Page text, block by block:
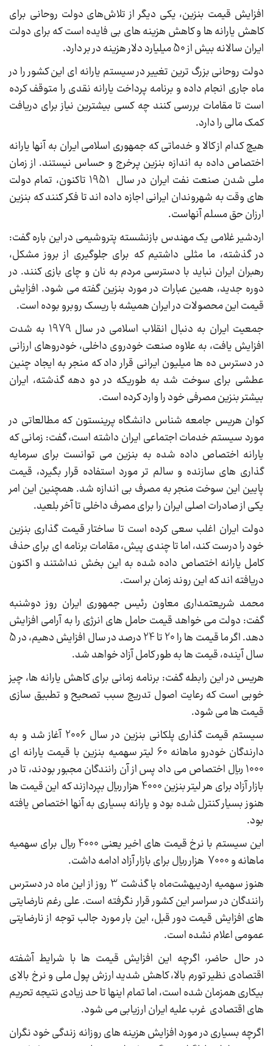
افزایش قیمت بنزین، یکی دیگر از تلاش‌های دولت روحانی برای
کاهش یارانه ها و کاهش هزینه های بی فایده است که برای دولت
ایران سالانه بیش از 50 میلیارد دلار هزینه در بر دارد.
دولت روحانی بزرگ ترین تغییر در سیستم یارانه ای این کشور را در
ماه جاری انجام داده و برنامه پرداخت یارانه نقدی را متوقف کرده
است تا مقامات بررسی کنند چه کسی بیشترین نیاز برای دریافت
کمک مالی را دارد.
هیچ کدام از کالا و خدماتی که جمهوری اسلامی ایران به آنها یارانه
اختصاص داده به اندازه بنزین پرخرج و حساس نیستند. از زمان
ملی شدن صنعت نفت ایران در سال 1951 تاکنون، تمام دولت
های وقت به شهروندان ایرانی اجازه داده اند تا فکر کنند که بنزین
ارزان حق مسلم آنهاست.
اردشیر غلامی یک مهندس بازنشسته پتروشیمی در این باره گفت:
در گذشته، ما مثلی داشتیم که برای جلوگیری از بروز مشکل،
رهبران ایران نباید با دسترسی مردم به نان و چای بازی کنند. در
دوره جدید، همین عبارات در مورد بنزین گفته می شود. افزایش
قیمت این محصولات در ایران همیشه با ریسک روبرو بوده است.
جمعیت ایران به دنبال انقلاب اسلامی در سال 1979 به شدت
افزایش یافت، به علاوه صنعت خودروی داخلی، خودروهای ارزانی
در دسترس ده ها میلیون ایرانی قرار داد که منجر به ایجاد چنین
عطشی برای سوخت شد به طوریکه در دو دهه گذشته، ایران
بیشتر بنزین مصرفی خود را وارد کرده است.
کوان هریس جامعه شناس دانشگاه پرینستون که مطالعاتی در
مورد سیستم خدمات اجتماعی ایران داشته است، گفت: زمانی که
یارانه اختصاص داده شده به بنزین می توانست برای سرمایه
گذاری های سازنده و سالم تر مورد استفاده قرار بگیرد، قیمت
پایین این سوخت منجر به مصرف بی اندازه شد. همچنین این امر
یکی از صادرات اصلی ایران را برای مصرف داخلی تا آخر بلعید.
دولت ایران اغلب سعی کرده است تا ساختار قیمت گذاری بنزین
خود را درست کند، اما تا چندی پیش، مقامات برنامه ای برای حذف
کامل یارانه اختصاص داده شده به این بخش نداشتند و اکنون
دریافته اند که این روند زمان بر است.
محمد شریعتمداری معاون رئیس جمهوری ایران روز دوشنبه
گفت: دولت می خواهد قیمت حامل های انرژی را به آرامی افزایش
دهد. اگر ما قیمت ها را 20 تا 24 درصد در سال افزایش دهیم، در 5
سال آینده، قیمت ها به طور کامل آزاد خواهد شد.
هریس در این رابطه گفت: برنامه زمانی برای کاهش یارانه ها، چیز
خوبی است که رعایت اصول تدریج سبب تصحیح و تطبیق سازی
قیمت ها می شود.
سیستم قیمت گذاری پلکانی بنزین در سال 2006 آغاز شد و به
دارندگان خودرو ماهانه 60 لیتر سهمیه بنزین با قیمت یارانه ای
1000 ریال اختصاص می داد پس از آن رانندگان مجبور بودند، تا در
بازار آزاد برای هر لیتر بنزین 4000 هزار ریال بپردازند که این قیمت ها
هنوز بسیار کنترل شده بود و یارانه بسیاری به آنها اختصاص یافته
بود.
این سیستم با نرخ قیمت های اخیر یعنی 4000 ریال برای سهمیه
ماهانه و 7000 هزار ریال برای بازار آزاد ادامه داشت.
هنوز سهمیه اردیبهشت‌ماه با گذشت 3 روز از این ماه در دسترس
رانندگان در سراسر این کشور قرار نگرفته است. علی رغم نارضایتی
های افزایش قیمت دور قبل، این بار مورد جالب توجه از نارضایتی
عمومی اعلام نشده است.
در حال حاضر، اگرچه این افزایش قیمت ها با شرایط آشفته
اقتصادی نظیر تورم بالا، کاهش شدید ارزش پول ملی و نرخ بالای
بیکاری همزمان شده است، اما تمام اینها تا حد زیادی نتیجه تحریم
های اقتصادی غرب علیه ایران ارزیابی می شود.
اگرچه بسیاری در مورد افزایش هزینه های روزانه زندگی خود نگران